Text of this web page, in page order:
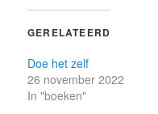
GERELATEERD
Doe het zelf
26 november 2022
In "boeken"